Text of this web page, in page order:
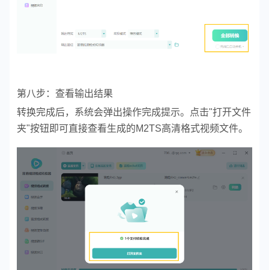
第八步：查看输出结果
转换完成后，系统会弹出操作完成提示。点击"打开文件
夹"按钮即可直接查看生成的M2TS高清格式视频文件。